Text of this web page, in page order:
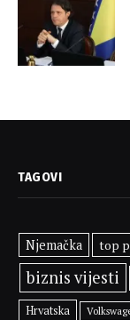
TAGOVI
Njemačka top
biznis vijesti
Hrvatska